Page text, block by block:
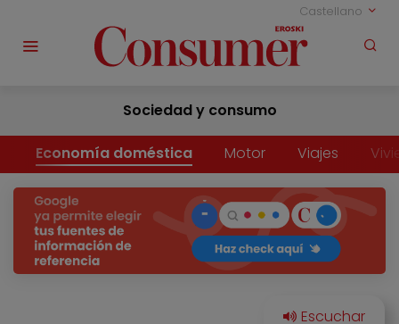
Castellano
Sociedad y consumo
Economía doméstica Motor Viajes